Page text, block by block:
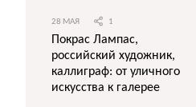
28 МАЯ 1
Покрас Лампас,
российский художник,
каллиграф: от уличного
искусства к галерее